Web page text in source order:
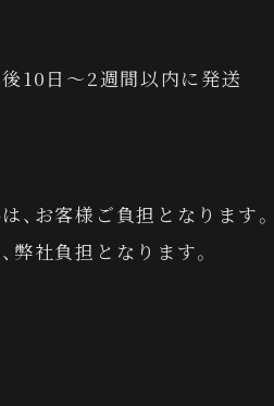
10日～2週間以内に発送
、お客様ご負担となります。
弊社負担となります。